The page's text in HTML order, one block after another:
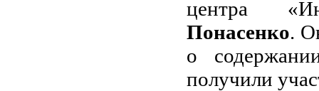
центра
Понасенко.
о
получили